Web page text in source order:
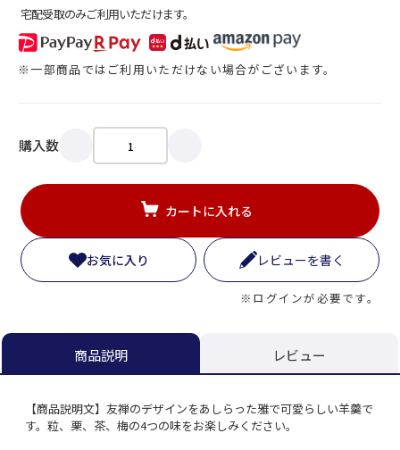
宅配受取のみご利用いただけます。
※一部商品ではご利用いただけない場合がございます。
購入数
カートに入れる
お気に入り レビューを書く
※ログインが必要です。
商品説明 レビュー
【商品説明文】友禅のデザインをあしらった雅で可愛らしい羊羹で
す。粒、栗、茶、梅の4つの味をお楽しみください。